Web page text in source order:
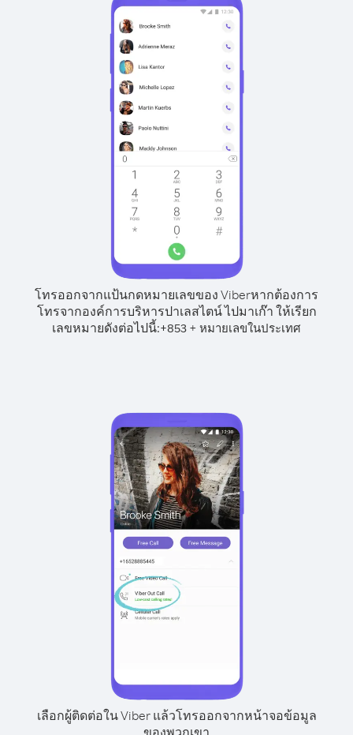
โทรออกจากแป้นกดหมายเลขของ Viberหากต้องการ
โทรจากองค์การบริหารปาเลสไตน์ ไปมาเก๊า ให้เรียก
เลขหมายดังต่อไปนี้:+853 + หมายเลขในประเทศ
เลือกผู้ติดต่อใน Viber แล้วโทรออกจากหน้าจอข้อมูล
ของพวกเขา